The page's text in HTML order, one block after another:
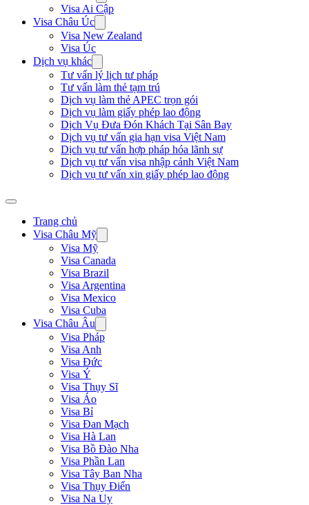
Visa Ai Cập
Visa Châu Úc
Visa New Zealand
Visa Úc
Dịch vụ khác
Tư vấn lý lịch tư pháp
Tư vấn làm thẻ tạm trú
Dịch vụ làm thẻ APEC trọn gói
Dịch vụ làm giấy phép lao động
Dịch Vụ Đưa Đón Khách Tại Sân Bay
Dịch vụ tư vấn gia hạn visa Việt Nam
Dịch vụ tư vấn hợp pháp hóa lãnh sự
Dịch vụ tư vấn visa nhập cảnh Việt Nam
Dịch vụ tư vấn xin giấy phép lao động
Trang chủ
Visa Châu Mỹ
Visa Mỹ
Visa Canada
Visa Brazil
Visa Argentina
Visa Mexico
Visa Cuba
Visa Châu Âu
Visa Pháp
Visa Anh
Visa Đức
Visa Ý
Visa Thụy Sĩ
Visa Áo
Visa Bỉ
Visa Đan Mạch
Visa Hà Lan
Visa Bồ Đào Nha
Visa Phần Lan
Visa Tây Ban Nha
Visa Thụy Điển
Visa Na Uy